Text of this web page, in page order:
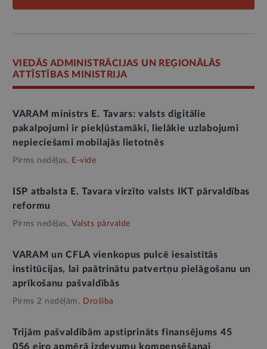
VIEDĀS ADMINISTRĀCIJAS UN REĢIONĀLĀS
ATTĪSTĪBAS MINISTRIJA
VARAM ministrs E. Tavars: valsts digitālie
pakalpojumi ir piekļūstamāki, lielākie uzlabojumi
nepieciešami mobilajās lietotnēs
Pirms nedēļas, E-vide
ISP atbalsta E. Tavara virzīto valsts IKT pārvaldības
reformu
Pirms nedēļas, Valsts pārvalde
VARAM un CFLA vienkopus pulcē iesaistītās
institūcijas, lai paātrinātu patvertņu pielāgošanu un
aprīkošanu pašvaldībās
Pirms 2 nedēļām, Drošība
Trijām pašvaldībām apstiprināts finansējums 45
056 eiro apmērā izdevumu kompensēšanai